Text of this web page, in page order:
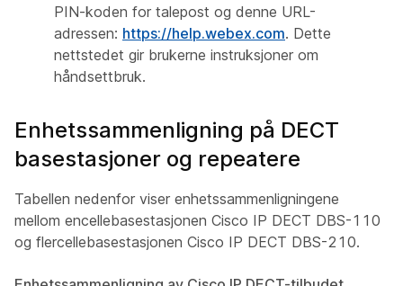
PIN-koden for talepost og denne URL-
adressen: https://help.webex.com. Dette
nettstedet gir brukerne instruksjoner om
håndsettbruk.
Enhetssammenligning på DECT
basestasjoner og repeatere
Tabellen nedenfor viser enhetssammenligningene
mellom encellebasestasjonen Cisco IP DECT DBS-110
og flercellebasestasjonen Cisco IP DECT DBS-210.